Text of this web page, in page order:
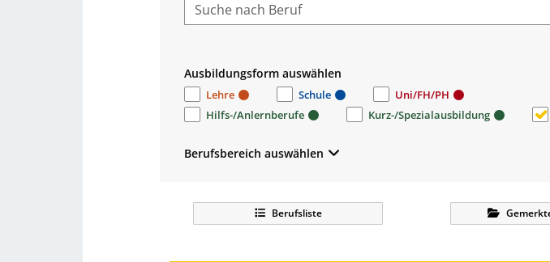
Ausbildungsform auswählen
Lehre Schule
Uni/FH/PH
Hilfs-/Anlernberufe
Kurz-/Spezialausbildung
Berufsbereich auswählen
Berufsliste